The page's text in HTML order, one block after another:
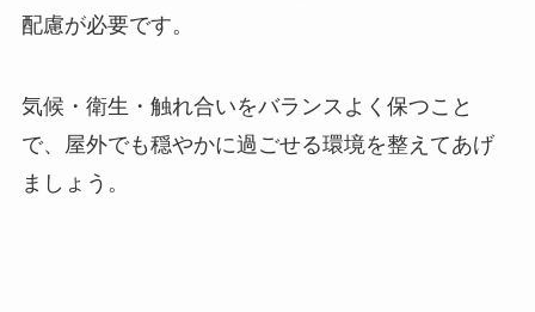
配慮が必要です。
気候・衛生・触れ合いをバランスよく保つこと
で、屋外でも穏やかに過ごせる環境を整えてあげ
ましょう。